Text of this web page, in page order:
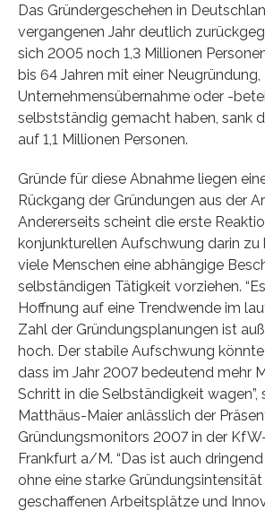
Das Gründergeschehen in
vergangenen Jahr deutlich
sich 2005 noch 1,3 Millionen
bis 64 Jahren mit einer Neugründung,
Unternehmensübernahme oder -
selbstständig gemacht haben, sank
auf 1,1 Millionen Personen.
Gründe für diese Abnahme liegen
Rückgang der Gründungen aus der
Andererseits scheint die erste
konjunkturellen Aufschwung darin zu
viele Menschen eine abhängige
selbständigen Tätigkeit vorziehen.
Hoffnung auf eine Trendwende im
Zahl der Gründungsplanungen ist
hoch. Der stabile Aufschwung könnte
dass im Jahr 2007 bedeutend mehr
Schritt in die Selbständigkeit wagen”,
Matthäus-Maier anlässlich der
Gründungsmonitors 2007 in der
Frankfurt a/M. “Das ist auch
ohne eine starke
geschaffenen Arbeitsplätze und